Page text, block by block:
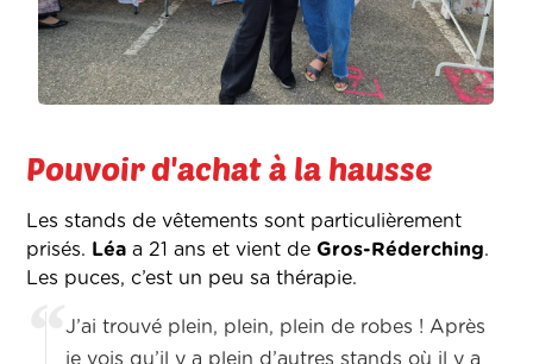
Pouvoir d'achat à la hausse
Les stands de vêtements sont particulièrement
prisés. Léa a 21 ans et vient de Gros-Réderching.
Les puces, c’est un peu sa thérapie.
J’ai trouvé plein, plein, plein de robes ! Après
je vois qu’il y a plein d’autres stands où il y a